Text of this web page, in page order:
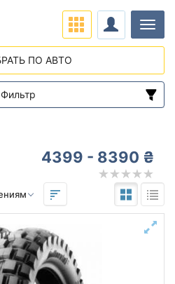
4399 - 8390 ₴
ПО АВТО
Фильтр